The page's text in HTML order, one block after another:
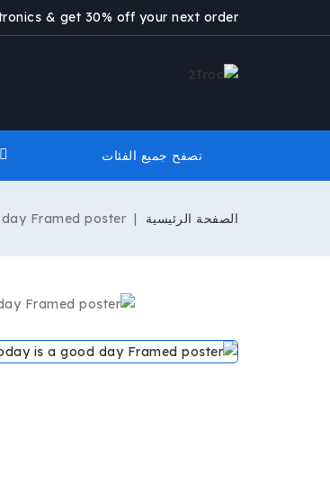
& get 30% off your next order.
تصفح جميع الفئات
الصفحة الرئيسية Framed poster